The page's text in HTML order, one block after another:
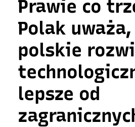
Prawie co
Polak uważa,
polskie
lepsze od